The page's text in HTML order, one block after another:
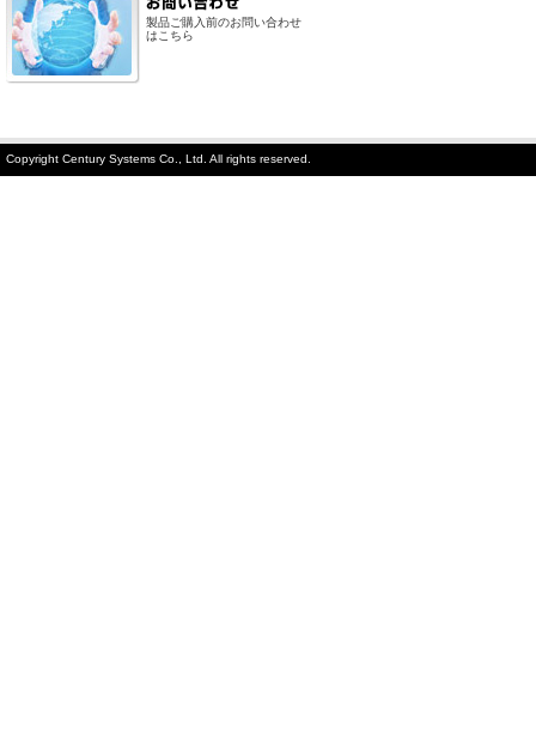
製品ご購入前のお問い合わせ
はこちら
Copyright Century Systems Co., Ltd. All rights reserved.